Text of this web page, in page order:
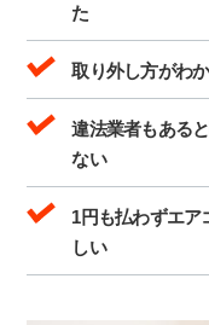
た
取り外し方がわ
違法業者もある
ない
1円も払わずエア
しい